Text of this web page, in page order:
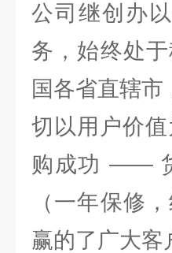
公司继创办
务，始终处
国各省直辖
切以用户价
购成功 ——
（一年保修
赢的了广大客